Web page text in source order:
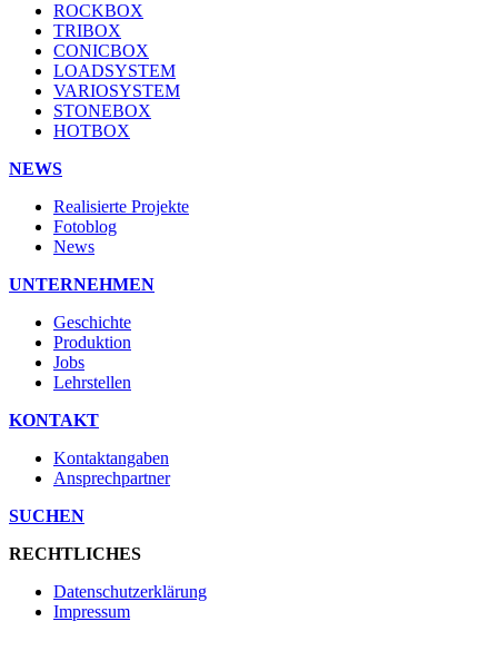
ROCKBOX
TRIBOX
CONICBOX
LOADSYSTEM
VARIOSYSTEM
STONEBOX
HOTBOX
NEWS
Realisierte Projekte
Fotoblog
News
UNTERNEHMEN
Geschichte
Produktion
Jobs
Lehrstellen
KONTAKT
Kontaktangaben
Ansprechpartner
SUCHEN
RECHTLICHES
Datenschutzerklärung
Impressum